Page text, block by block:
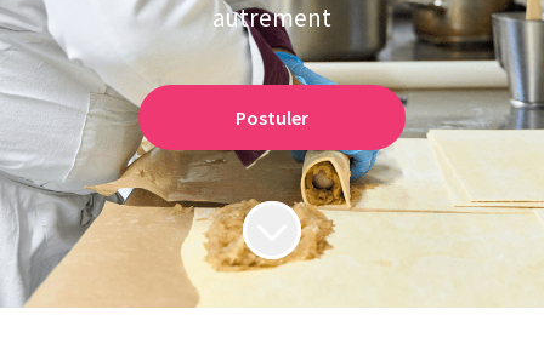
autrement
Postuler